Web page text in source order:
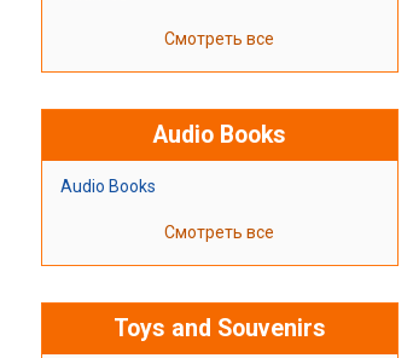
Смотреть все
Audio Books
Audio Books
Смотреть все
Toys and Souvenirs